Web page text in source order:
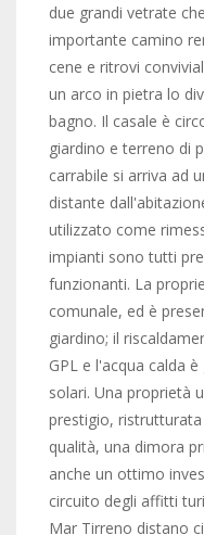
due grandi vetrate
importante camino
cene e ritrovi
un arco in pietra lo
bagno. Il casale è
giardino e terreno di
carrabile si arriva ad
distante
utilizzato come
impianti sono tutti
funzionanti. La
comunale, ed è
giardino; il
GPL e l'acqua calda
solari. Una proprietà
prestigio,
qualità, una dimora
anche un ottimo
circuito degli affitti
Mar Tirreno distano